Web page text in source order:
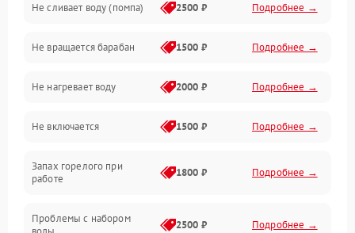
Водоснабжение
Слив
Программное обеспечение
Не сливает воду (помпа) 2500 ₽ Подробнее →
Не вращается барабан 1500 ₽ Подробнее →
Не нагревает воду 2000 ₽ Подробнее →
Не включается 1500 ₽ Подробнее →
Запах горелого при
работе
1800 ₽ Подробнее →
Проблемы с набором
2500 ₽ Подробнее →